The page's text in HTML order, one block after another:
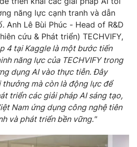
năng lực cạnh tranh và dẫn
Anh Lê Bùi Phúc - Head of R&D
cứu & Phát triển) TECHVIFY,
4 tại Kaggle là một bước tiến
năng lực của TECHVIFY trong
dụng AI vào thực tiễn. Đây
mà còn là động lực để
triển các giải pháp AI sáng tạo,
Nam ứng dụng công nghệ tiên
và phát triển bền vững."